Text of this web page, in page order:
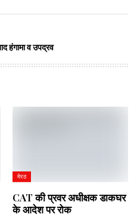
हंगामा व उपद्रव
मेरठ
CAT की प्रवर अधीक्षक डाकघर
के आदेश पर रोक